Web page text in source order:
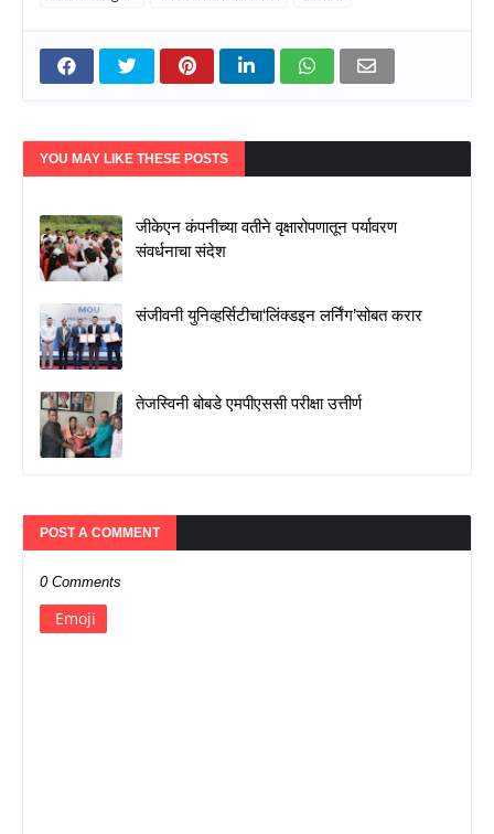
YOU MAY LIKE THESE POSTS
जीकेएन कंपनीच्या वतीने वृक्षारोपणातून पर्यावरण
संवर्धनाचा संदेश
संजीवनी युनिव्हर्सिटीचा‘लिंक्डइन लर्निंग’सोबत करार
तेजस्विनी बोबडे एमपीएससी परीक्षा उत्तीर्ण
POST A COMMENT
0 Comments
Emoji